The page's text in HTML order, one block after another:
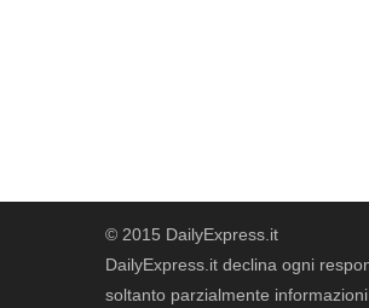
© 2015 DailyExpress.it
DailyExpress.it declina ogni
soltanto parzialmente